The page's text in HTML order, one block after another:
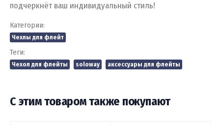
подчеркнёт ваш индивидуальный стиль!
Категории:
Чехлы для флейт
Теги:
Чехол для флейты soloway аксессуары для флейты
С этим товаром также покупают